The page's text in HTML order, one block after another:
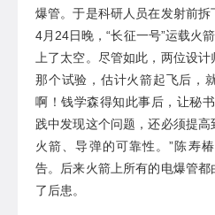
爆管。于是科研人员在发射前拆
4月24日晚，“长征一号”运载火
上了太空。尽管如此，两位设
那个试验，估计火箭起飞后，
啊！钱学森得知此事后，让秘
践中发现这个问题，还必须提
火箭、导弹的可靠性。”陈寿
告。后来火箭上所有的电爆管
了后患。